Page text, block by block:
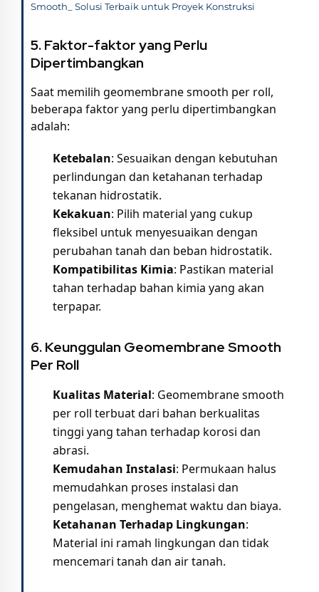
Smooth_ Solusi Terbaik untuk Proyek Konstruksi
5. Faktor-faktor yang Perlu
Dipertimbangkan
Saat memilih geomembrane smooth per roll,
beberapa faktor yang perlu dipertimbangkan
adalah:
Ketebalan: Sesuaikan dengan kebutuhan
perlindungan dan ketahanan terhadap
tekanan hidrostatik.
Kekakuan: Pilih material yang cukup
fleksibel untuk menyesuaikan dengan
perubahan tanah dan beban hidrostatik.
Kompatibilitas Kimia: Pastikan material
tahan terhadap bahan kimia yang akan
terpapar.
6. Keunggulan Geomembrane Smooth
Per Roll
Kualitas Material: Geomembrane smooth
per roll terbuat dari bahan berkualitas
tinggi yang tahan terhadap korosi dan
abrasi.
Kemudahan Instalasi: Permukaan halus
memudahkan proses instalasi dan
pengelasan, menghemat waktu dan biaya.
Ketahanan Terhadap Lingkungan:
Material ini ramah lingkungan dan tidak
mencemari tanah dan air tanah.